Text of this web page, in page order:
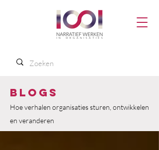
Blogs
Hoe verhalen organisaties sturen, ontwikkelen
en veranderen